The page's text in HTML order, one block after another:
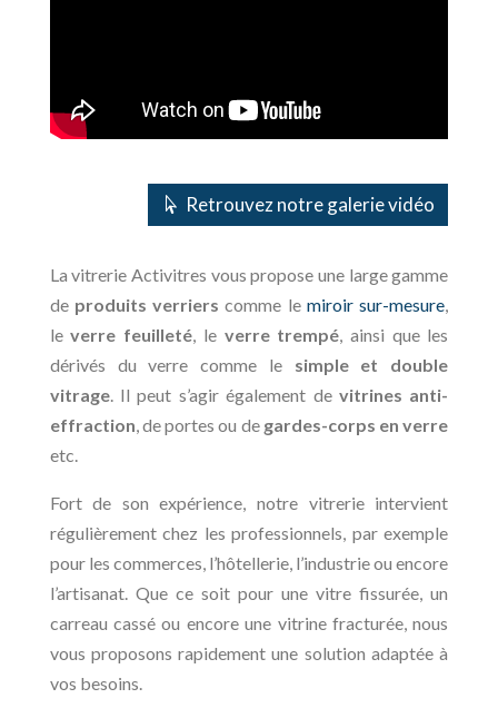
Retrouvez notre galerie vidéo
La vitrerie Activitres vous propose une large gamme
de produits verriers comme le miroir sur-mesure,
leverre feuilleté, leverre trempé, ainsi que les
dérivés du verre comme lesimple et double
vitrage. Il peut s’agir également de vitrines anti-
effraction, de portes ou de gardes-corps en verre
etc.
Fort de son expérience, notre vitrerie intervient
régulièrement chez les professionnels, par exemple
pour les commerces, l’hôtellerie, l’industrie ou encore
l’artisanat. Que ce soit pour une vitre fissurée, un
carreau cassé ou encore une vitrine fracturée, nous
vous proposons rapidement une solution adaptée à
vos besoins.